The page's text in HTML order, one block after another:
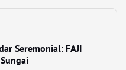
Seremonial: FAJI